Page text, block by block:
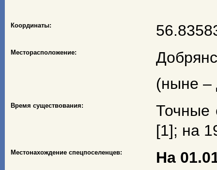
Координаты:
Месторасположение:
(ныне –
Время существования:
Точные
[1]; на
Местонахождение спецпоселенцев:
На